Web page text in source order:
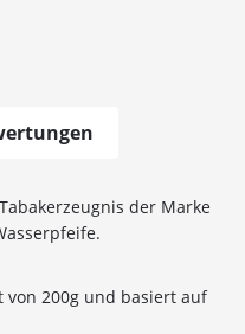
der Marke
von 200g und basiert auf